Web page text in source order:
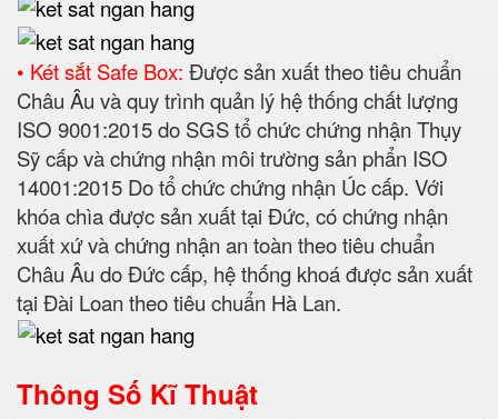
• Két sắt Safe Box: Được sản xuất theo tiêu chuẩn
Châu Âu và quy trình quản lý hệ thống chất lượng
ISO 9001:2015 do SGS tổ chức chứng nhận Thụy
Sỹ cấp và chứng nhận môi trường sản phẩn ISO
14001:2015 Do tổ chức chứng nhận Úc cấp. Với
khóa chìa được sản xuất tại Đức, có chứng nhận
xuất xứ và chứng nhận an toàn theo tiêu chuẩn
Châu Âu do Đức cấp, hệ thống khoá được sản xuất
tại Đài Loan theo tiêu chuẩn Hà Lan.
Thông Số Kĩ Thuật